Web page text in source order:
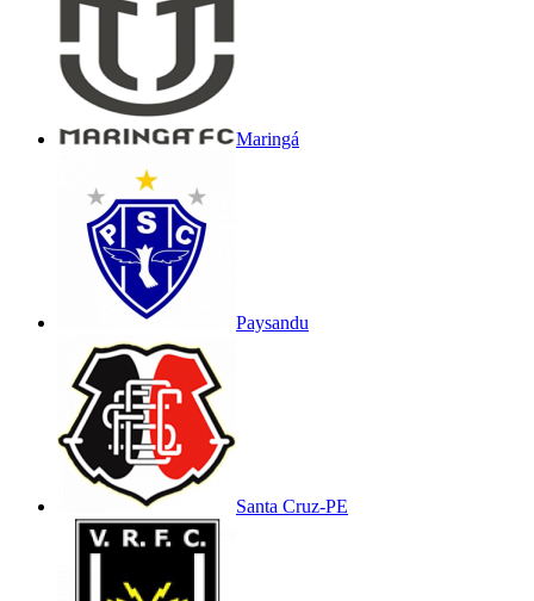
Maringá
Paysandu
Santa Cruz-PE